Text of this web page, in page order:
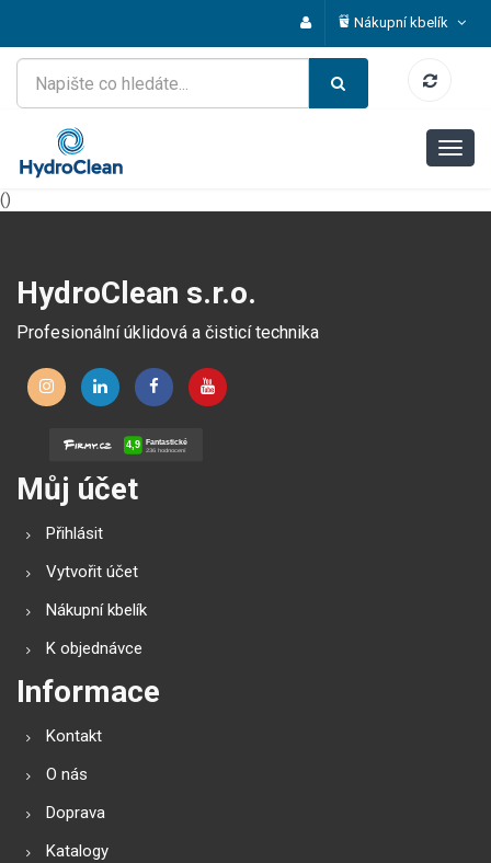
Nákupní kbelík
()
HydroClean s.r.o.
Profesionální úklidová a čisticí technika
Můj účet
Přihlásit
Vytvořit účet
Nákupní kbelík
K objednávce
Informace
Kontakt
O nás
Doprava
Katalogy